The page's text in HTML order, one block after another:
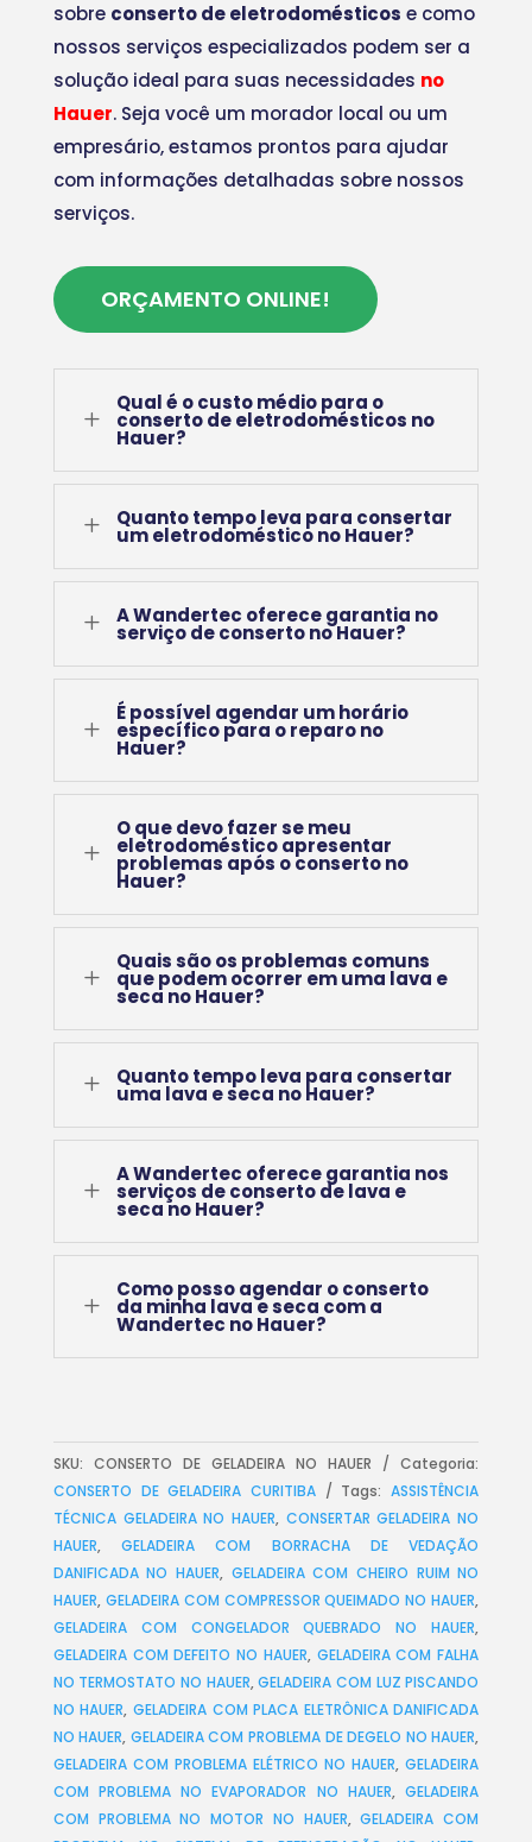
sobre conserto de eletrodomésticos e como
nossos serviços especializados podem ser a
solução ideal para suas necessidades no
Hauer. Seja você um morador local ou um
empresário, estamos prontos para ajudar
com informações detalhadas sobre nossos
serviços.
ORÇAMENTO ONLINE!
L
Qual é o custo médio para o
conserto de eletrodomésticos no
Hauer?
L Quanto tempo leva para consertar
um eletrodoméstico no Hauer?
L A Wandertec oferece garantia no
serviço de conserto no Hauer?
L
É possível agendar um horário
específico para o reparo no
Hauer?
L
O que devo fazer se meu
eletrodoméstico apresentar
problemas após o conserto no
Hauer?
L
Quais são os problemas comuns
que podem ocorrer em uma lava e
seca no Hauer?
L Quanto tempo leva para consertar
uma lava e seca no Hauer?
L
A Wandertec oferece garantia nos
serviços de conserto de lava e
seca no Hauer?
L
Como posso agendar o conserto
da minha lava e seca com a
Wandertec no Hauer?
SKU: CONSERTO DE GELADEIRA NO HAUER
Categoria:
CONSERTO DE GELADEIRA CURITIBA
Tags:ASSISTÊNCIA
TÉCNICA GELADEIRA NO HAUER, CONSERTAR GELADEIRA NO
HAUER,GELADEIRA COM BORRACHA DE VEDAÇÃO
DANIFICADA NO HAUER, GELADEIRA COM CHEIRO RUIM NO
HAUER, GELADEIRA COM COMPRESSOR QUEIMADO NO HAUER,
GELADEIRA COM CONGELADOR QUEBRADO NO HAUER,
GELADEIRA COM DEFEITO NO HAUER, GELADEIRA COM FALHA
NO TERMOSTATO NO HAUER,GELADEIRA COM LUZ PISCANDO
NO HAUER, GELADEIRA COM PLACA ELETRÔNICA DANIFICADA
NO HAUER, GELADEIRA COM PROBLEMA DE DEGELO NO HAUER,
GELADEIRA COM PROBLEMA ELÉTRICO NO HAUER,GELADEIRA
COM PROBLEMA NO EVAPORADOR NO HAUER,GELADEIRA
COM PROBLEMA NO MOTOR NO HAUER,GELADEIRA COM